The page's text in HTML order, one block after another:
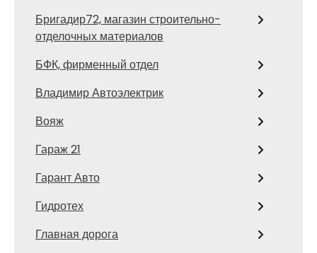
Бригадир72, магазин строительно-
отделочных материалов
БФК, фирменный отдел
Владимир Автоэлектрик
Вояж
Гараж 21
Гарант Авто
Гидротех
Главная дорога